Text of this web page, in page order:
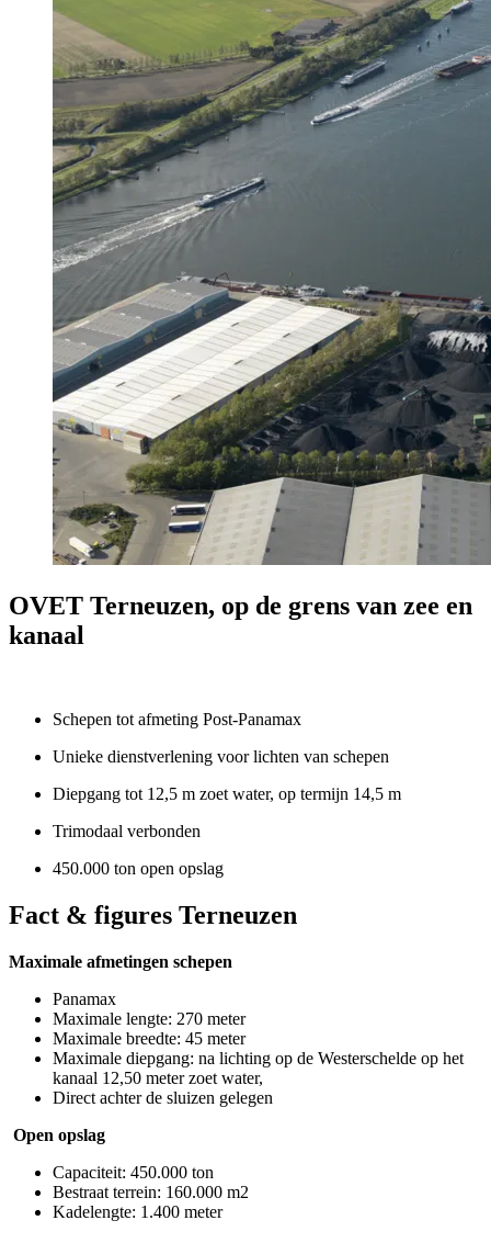
OVET Terneuzen, op de grens van zee en
kanaal
Schepen tot afmeting Post-Panamax
Unieke dienstverlening voor lichten van schepen
Diepgang tot 12,5 m zoet water, op termijn 14,5 m
Trimodaal verbonden
450.000 ton open opslag
Fact & figures Terneuzen
Maximale afmetingen schepen
Panamax
Maximale lengte: 270 meter
Maximale breedte: 45 meter
Maximale diepgang: na lichting op de Westerschelde op het
kanaal 12,50 meter zoet water,
Direct achter de sluizen gelegen
Open opslag
Capaciteit: 450.000 ton
Bestraat terrein: 160.000 m2
Kadelengte: 1.400 meter